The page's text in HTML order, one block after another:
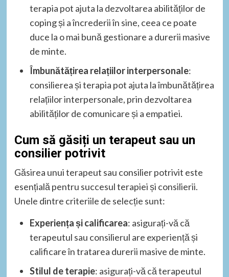
terapia pot ajuta la dezvoltarea abilităților de
coping și a încrederii în sine, ceea ce poate
duce la o mai bună gestionare a durerii masive
de minte.
Îmbunătățirea relațiilor interpersonale:
consilierea și terapia pot ajuta la îmbunătățirea
relațiilor interpersonale, prin dezvoltarea
abilităților de comunicare și a empatiei.
Cum să găsiți un terapeut sau un
consilier potrivit
Găsirea unui terapeut sau consilier potrivit este
esențială pentru succesul terapiei și consilierii.
Unele dintre criteriile de selecție sunt:
Experiența și calificarea: asigurați-vă că
terapeutul sau consilierul are experiență și
calificare în tratarea durerii masive de minte.
Stilul de terapie: asigurați-vă că terapeutul